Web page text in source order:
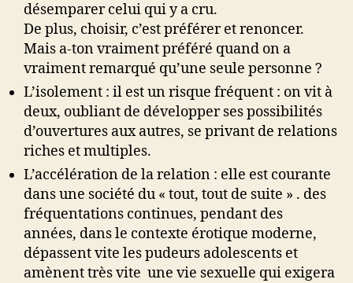
désemparer celui qui y a cru.
De plus, choisir, c’est préférer et renoncer.
Mais a-ton vraiment préféré quand on a
vraiment remarqué qu’une seule personne ?
L’isolement : il est un risque fréquent : on vit à
deux, oubliant de développer ses possibilités
d’ouvertures aux autres, se privant de relations
riches et multiples.
L’accélération de la relation : elle est courante
dans une société du « tout, tout de suite » . des
fréquentations continues, pendant des
années, dans le contexte érotique moderne,
dépassent vite les pudeurs adolescents et
amènent très vite une vie sexuelle qui exigera